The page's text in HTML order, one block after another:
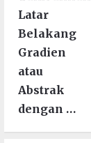
Latar
Belakang
Gradien
atau
Abstrak
dengan …